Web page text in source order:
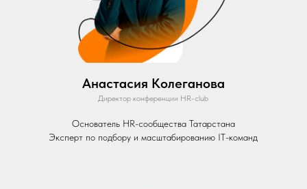
Анастасия Колеганова
Директор конференции HR-club
Основатель HR-сообщества Татарстана
Эксперт по подбору и масштабированию IT-команд